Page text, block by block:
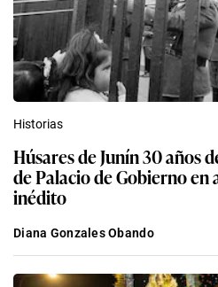
Historias
Húsares de Junín 30 años
de Palacio de Gobierno
inédito
Diana Gonzales Obando